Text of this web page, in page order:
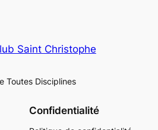
Saint Christophe
Toutes Disciplines
Confidentialité